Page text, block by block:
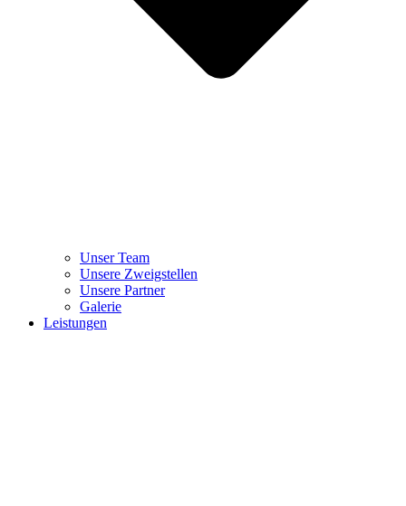
Unser Team
Unsere Zweigstellen
Unsere Partner
Galerie
Leistungen